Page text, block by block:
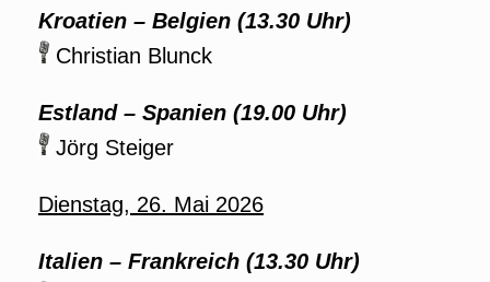
Kroatien – Belgien (13.30 Uhr)
Christian Blunck
Estland – Spanien (19.00 Uhr)
Jörg Steiger
Dienstag, 26. Mai 2026
Italien – Frankreich (13.30 Uhr)